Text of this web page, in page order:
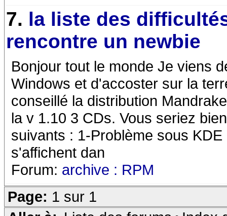
7. la liste des
rencontre un newbie
Bonjour tout le monde Je viens
Windows et d'accoster sur la
conseillé la distribution
la v 1.10 3 CDs. Vous seriez
suivants : 1-Problème sous
s'affichent dan
Forum: archive : RPM
Page: 1 sur 1